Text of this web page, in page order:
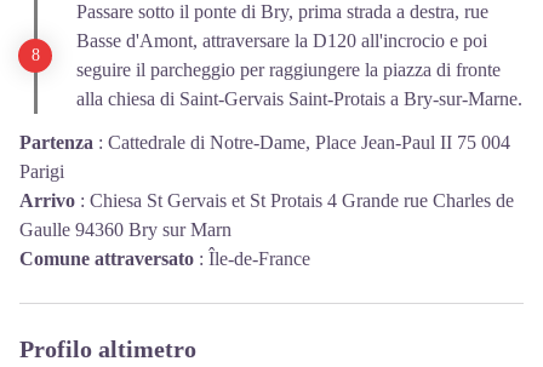
Passare sotto il ponte di Bry, prima strada a destra, rue
Basse d'Amont, attraversare la D120 all'incrocio e poi
seguire il parcheggio per raggiungere la piazza di fronte
alla chiesa di Saint-Gervais Saint-Protais a Bry-sur-Marne.
Partenza : Cattedrale di Notre-Dame, Place Jean-Paul II 75 004
Parigi
Arrivo : Chiesa St Gervais et St Protais 4 Grande rue Charles de
Gaulle 94360 Bry sur Marn
Comune attraversato : Île-de-France
Profilo altimetro